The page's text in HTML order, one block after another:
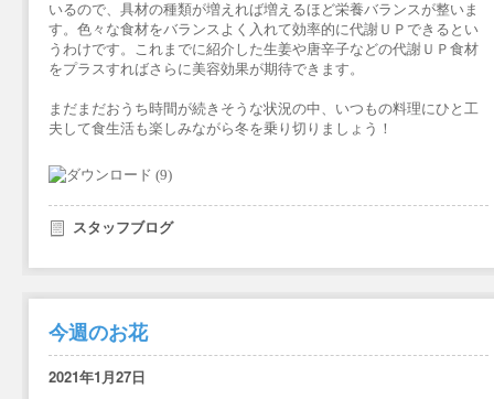
いるので、具材の種類が増えれば増えるほど栄養バランスが整いま
す。色々な食材をバランスよく入れて効率的に代謝ＵＰできるとい
うわけです。これまでに紹介した生姜や唐辛子などの代謝ＵＰ食材
をプラスすればさらに美容効果が期待できます。
まだまだおうち時間が続きそうな状況の中、いつもの料理にひと工
夫して食生活も楽しみながら冬を乗り切りましょう！
スタッフブログ
今週のお花
2021年1月27日